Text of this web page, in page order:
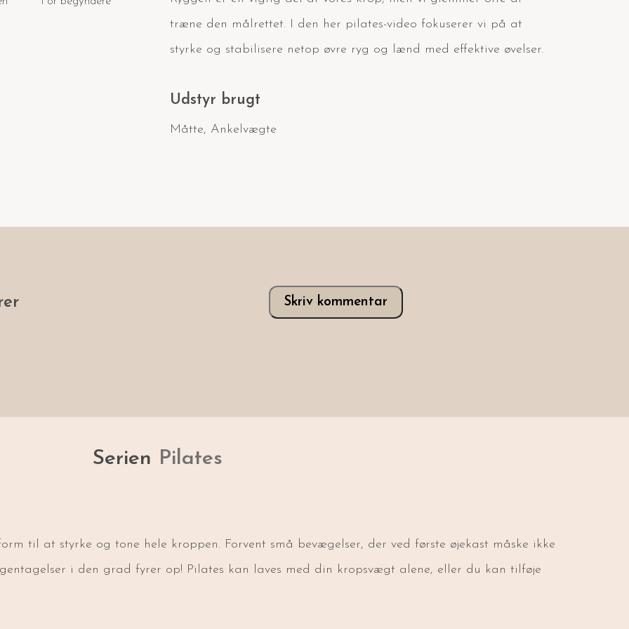
træne den målrettet. I den her pilates-video fokuserer vi på at
styrke og stabilisere netop øvre ryg og lænd med effektive øvelser.
Udstyr brugt
Måtte, Ankelvægte
Skriv kommentar
Serien Pilates
til at styrke og tone hele kroppen. Forvent små bevægelser, der ved første øjekast måske ikke
i den grad fyrer op! Pilates kan laves med din kropsvægt alene, eller du kan tilføje